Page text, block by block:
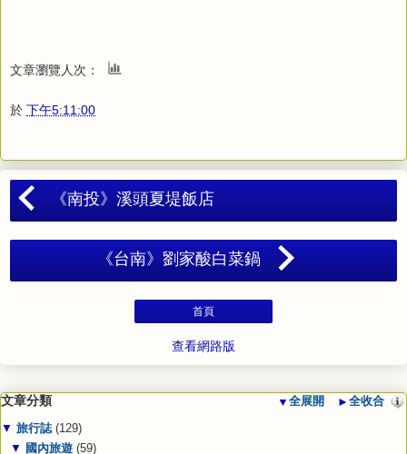
文章瀏覽人次：
於 下午5:11:00
《南投》溪頭夏堤飯店
《台南》劉家酸白菜鍋
首頁
查看網路版
▼ 全展開 ► 全收合
文章分類
▼ 旅行誌 (129)
▼ 國內旅遊 (59)